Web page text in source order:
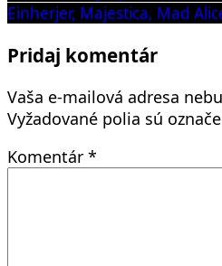
článku
post:
Einherjer, Majestica, Mad
Pridaj komentár
Vaša e-mailová adresa
Vyžadované polia sú
Komentár *